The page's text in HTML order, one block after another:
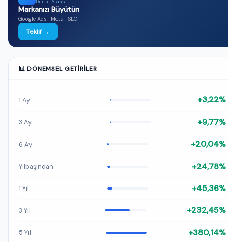
Dijital Ajans
Markanızı Büyütün
Google Ads · Meta · SEO
Teklif →
📊 DÖNEMSEL GETIRILER
1 Ay +3,22%
3 Ay +9,77%
6 Ay +20,04%
Yılbaşından +24,78%
1 Yıl +45,36%
3 Yıl +232,45%
5 Yıl +380,14%